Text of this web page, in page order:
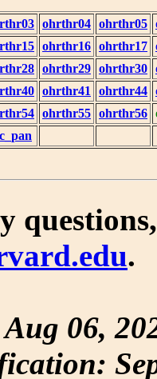
ohrthr04 ohrthr05
ohrthr16 ohrthr17
ohrthr29 ohrthr30
ohrthr41 ohrthr44
ohrthr55 ohrthr56
.
06,